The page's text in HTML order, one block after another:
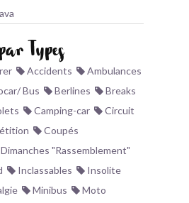
Types
Accidents
Ambulances
Bus Berlines
Breaks
Camping-car
Circuit
Coupés
Dimanches "Rassemblement"
Inclassables
Insolite
Minibus
Moto